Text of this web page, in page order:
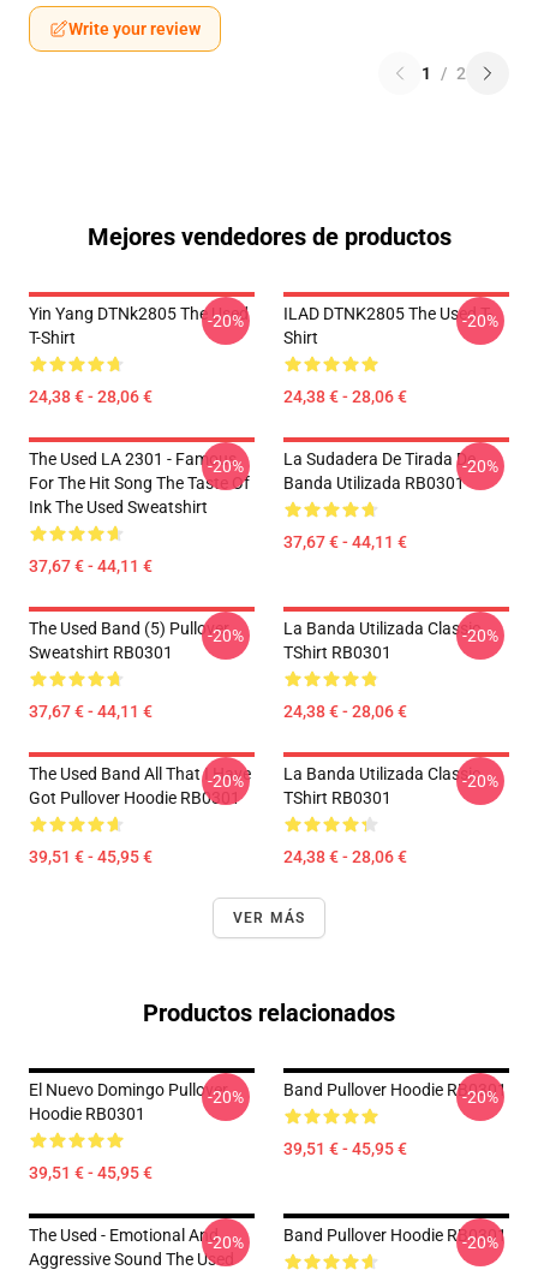
Write your review
1 / 2
Mejores vendedores de productos
Yin Yang DTNk2805 The Used
T-Shirt
24,38 € - 28,06 €
-20%
ILAD DTNK2805 The Used T-
Shirt
24,38 € - 28,06 €
-20%
The Used LA 2301 - Famous
For The Hit Song The Taste Of
Ink The Used Sweatshirt
37,67 € - 44,11 €
-20%
La Sudadera De Tirada De
Banda Utilizada RB0301
37,67 € - 44,11 €
-20%
The Used Band (5) Pullover
Sweatshirt RB0301
37,67 € - 44,11 €
-20%
La Banda Utilizada Classic
TShirt RB0301
24,38 € - 28,06 €
-20%
The Used Band All That I Have
Got Pullover Hoodie RB0301
39,51 € - 45,95 €
-20%
La Banda Utilizada Classic
TShirt RB0301
24,38 € - 28,06 €
-20%
VER MÁS
Productos relacionados
El Nuevo Domingo Pullover
Hoodie RB0301
39,51 € - 45,95 €
-20% Band Pullover Hoodie RB0301
39,51 € - 45,95 €
-20%
The Used - Emotional And
Aggressive Sound The Used
-20% Band Pullover Hoodie RB0301
-20%